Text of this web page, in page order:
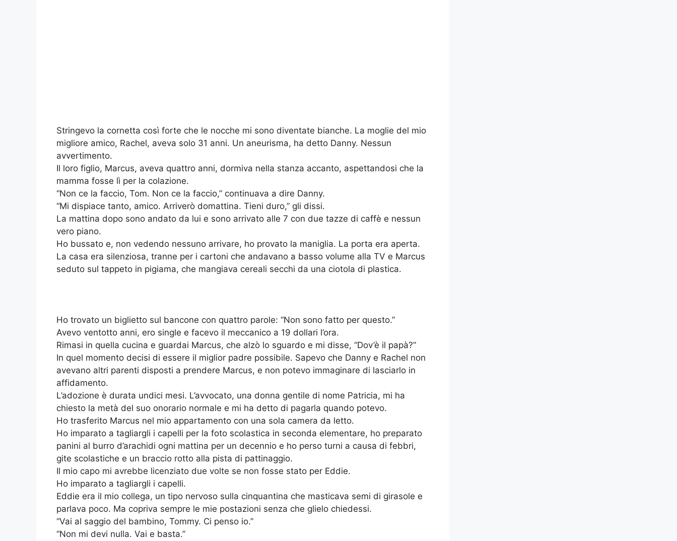
Stringevo la cornetta così forte che le nocche mi sono diventate bianche. La moglie del mio
migliore amico, Rachel, aveva solo 31 anni. Un aneurisma, ha detto Danny. Nessun
avvertimento.
Il loro figlio, Marcus, aveva quattro anni, dormiva nella stanza accanto, aspettandosi che la
mamma fosse lì per la colazione.
“Non ce la faccio, Tom. Non ce la faccio,” continuava a dire Danny.
“Mi dispiace tanto, amico. Arriverò domattina. Tieni duro,” gli dissi.
La mattina dopo sono andato da lui e sono arrivato alle 7 con due tazze di caffè e nessun
vero piano.
Ho bussato e, non vedendo nessuno arrivare, ho provato la maniglia. La porta era aperta.
La casa era silenziosa, tranne per i cartoni che andavano a basso volume alla TV e Marcus
seduto sul tappeto in pigiama, che mangiava cereali secchi da una ciotola di plastica.
Ho trovato un biglietto sul bancone con quattro parole: “Non sono fatto per questo.”
Avevo ventotto anni, ero single e facevo il meccanico a 19 dollari l’ora.
Rimasi in quella cucina e guardai Marcus, che alzò lo sguardo e mi disse, “Dov’è il papà?”
In quel momento decisi di essere il miglior padre possibile. Sapevo che Danny e Rachel non
avevano altri parenti disposti a prendere Marcus, e non potevo immaginare di lasciarlo in
affidamento.
L’adozione è durata undici mesi. L’avvocato, una donna gentile di nome Patricia, mi ha
chiesto la metà del suo onorario normale e mi ha detto di pagarla quando potevo.
Ho trasferito Marcus nel mio appartamento con una sola camera da letto.
Ho imparato a tagliargli i capelli per la foto scolastica in seconda elementare, ho preparato
panini al burro d’arachidi ogni mattina per un decennio e ho perso turni a causa di febbri,
gite scolastiche e un braccio rotto alla pista di pattinaggio.
Il mio capo mi avrebbe licenziato due volte se non fosse stato per Eddie.
Ho imparato a tagliargli i capelli.
Eddie era il mio collega, un tipo nervoso sulla cinquantina che masticava semi di girasole e
parlava poco. Ma copriva sempre le mie postazioni senza che glielo chiedessi.
“Vai al saggio del bambino, Tommy. Ci penso io.”
“Non mi devi nulla. Vai e basta.”